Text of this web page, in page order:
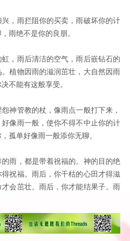
，雨拦阻你的买卖，雨破坏你的计
雨绝不是你的良朋。
，雨后清洁的空气，雨后嵌钻石的
植物因雨的滋润茁壮，大自然因雨
不能有这般享受。
神管教的杖，像雨点一般打下来，
像雨一般，使你不得不中止你的计
孤单好像雨一般添你无聊。
雨，都是带着祝福的。神的目的绝
祝福。雨后，你干枯的心田才得滋
会茁壮。雨后，你才能结果子。雨